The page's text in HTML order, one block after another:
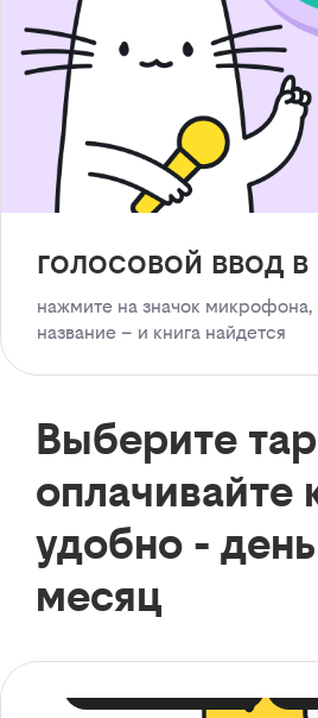
голосовой ввод
нажмите на значок микрофона,
название – и книга найдется
Выберите
оплачивайте
удобно -
месяц